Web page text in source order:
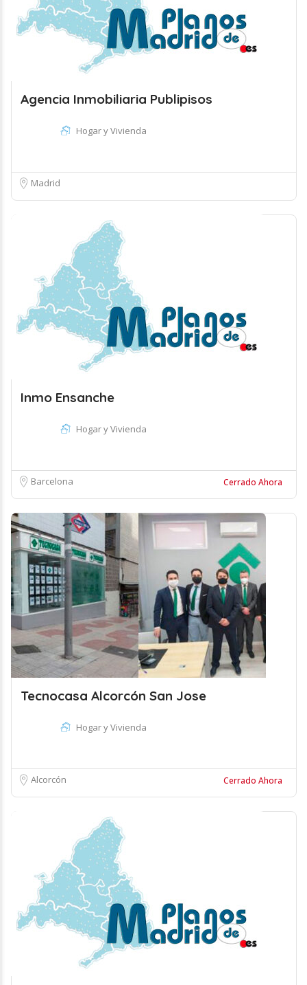
Agencia Inmobiliaria Publipisos
Hogar y Vivienda
Madrid
Inmo Ensanche
Hogar y Vivienda
Barcelona Cerrado Ahora
Tecnocasa Alcorcón San Jose
Hogar y Vivienda
Alcorcón Cerrado Ahora